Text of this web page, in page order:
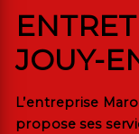
JOUY-
L’entreprise
propose ses